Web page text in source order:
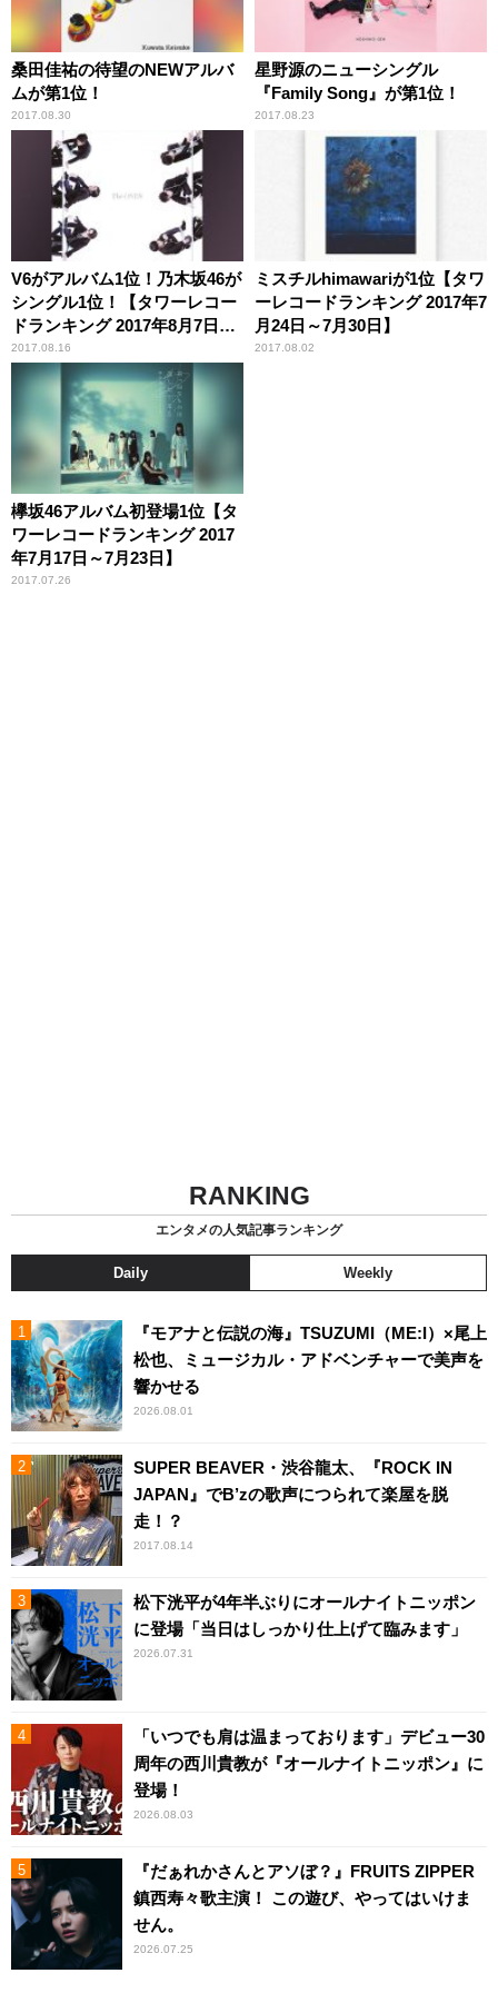
桑田佳祐の待望のNEWアルバ
ムが第1位！
2017.08.30
星野源のニューシングル
『Family Song』が第1位！
2017.08.23
V6がアルバム1位！乃木坂46が
シングル1位！【タワーレコー
ドランキング 2017年8月7日～
8月13日】
2017.08.16
ミスチルhimawariが1位【タワ
ーレコードランキング 2017年7
月24日～7月30日】
2017.08.02
欅坂46アルバム初登場1位【タ
ワーレコードランキング 2017
年7月17日～7月23日】
2017.07.26
RANKING
エンタメの人気記事ランキング
Daily Weekly
『モアナと伝説の海』TSUZUMI（ME:I）×尾上
松也、ミュージカル・アドベンチャーで美声を
響かせる
2026.08.01
SUPER BEAVER・渋谷龍太、『ROCK IN
JAPAN』でB’zの歌声につられて楽屋を脱
走！？
2017.08.14
松下洸平が4年半ぶりにオールナイトニッポン
に登場「当日はしっかり仕上げて臨みます」
2026.07.31
「いつでも肩は温まっております」デビュー30
周年の西川貴教が『オールナイトニッポン』に
登場！
2026.08.03
『だぁれかさんとアソぼ？』FRUITS ZIPPER
鎮西寿々歌主演！ この遊び、やってはいけま
せん。
2026.07.25